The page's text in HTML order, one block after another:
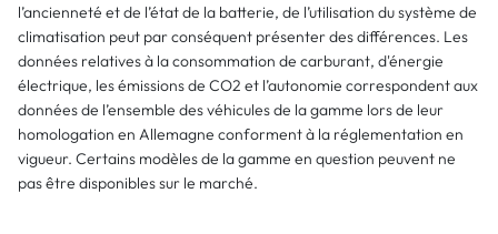
l’ancienneté et de l’état de la batterie, de l’utilisation du système de
climatisation peut par conséquent présenter des différences. Les
données relatives à la consommation de carburant, d'énergie
électrique, les émissions de CO2 et l’autonomie correspondent aux
données de l’ensemble des véhicules de la gamme lors de leur
homologation en Allemagne conforment à la réglementation en
vigueur. Certains modèles de la gamme en question peuvent ne
pas être disponibles sur le marché.